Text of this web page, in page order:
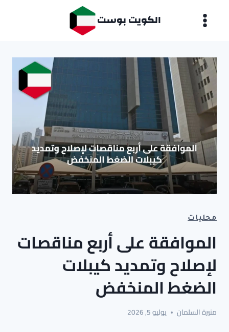
الكويت بوست
محليات
الموافقة على أربع مناقصات
لإصلاح وتمديد كيبلات
الضغط المنخفض
منيرة السلمان يوليو 5, 2026